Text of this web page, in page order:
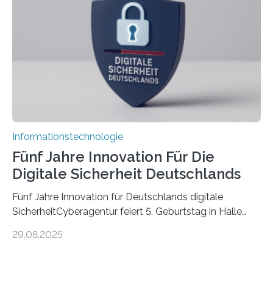
kognitiven Robotern beschäftigen – also mit Robotern,
die mittels Sensoren ihre Umgebung erfassen,
Informationen verarbeiten und häufig auch mit…
Informationstechnologie
Fünf Jahre Innovation Für Die
Digitale Sicherheit Deutschlands
Fünf Jahre Innovation für Deutschlands digitale
SicherheitCyberagentur feiert 5. Geburtstag in Halle
ErfolgeDie Agentur für Innovation in der
29.08.2025